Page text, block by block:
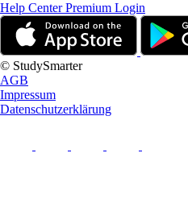
Help CenterPremium Login
© StudySmarter
AGB
Impressum
Datenschutzerklärung